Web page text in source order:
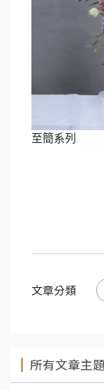
至簡系列
文章分類
所有文章主題